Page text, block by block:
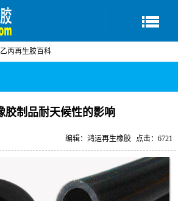
乙丙再生胶百科
胶制品耐天候性的影响
点击：6721
编辑：鸿运再生橡胶